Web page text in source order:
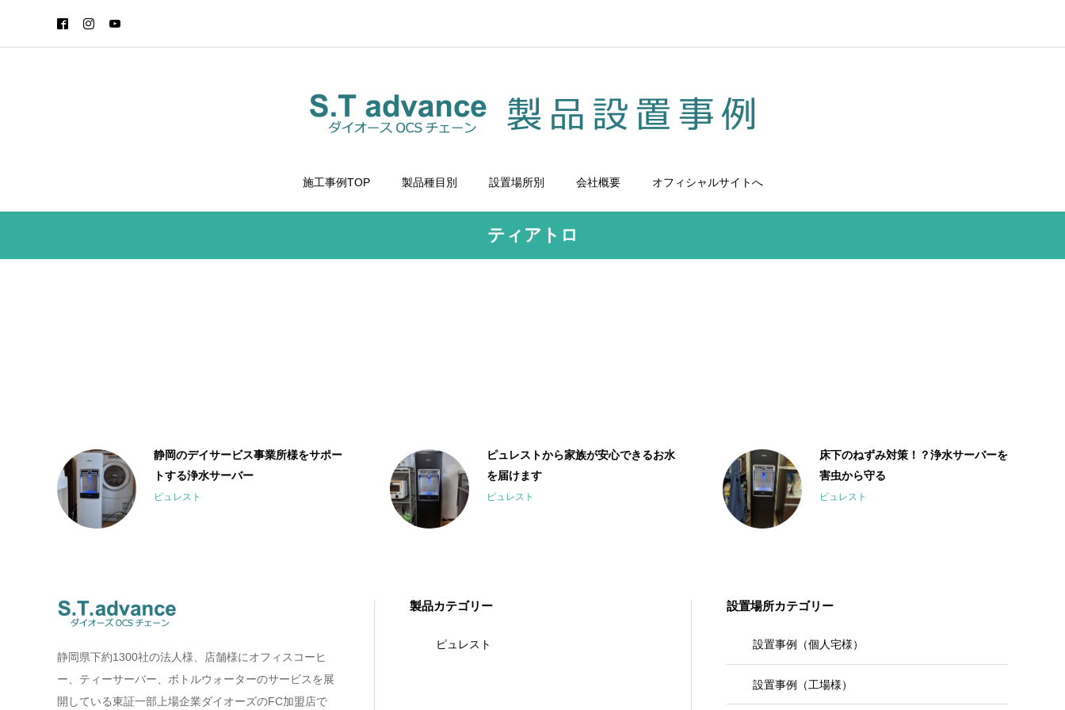
施工事例TOP 製品種目別 設置場所別 会社概要 オフィシャルサイトへ
ティアトロ
静岡のデイサービス事業所様をサポー
トする浄水サーバー
ピュレスト
ピュレストから家族が安心できるお水
を届けます
ピュレスト
床下のねずみ対策！？浄水サーバーを
害虫から守る
ピュレスト
静岡県下約1300社の法人様、店舗様にオフィスコーヒ
ー、ティーサーバー、ボトルウォーターのサービスを展
開している東証一部上場企業ダイオーズのFC加盟店で
製品カテゴリー
ピュレスト
設置場所カテゴリー
設置事例（個人宅様）
設置事例（工場様）